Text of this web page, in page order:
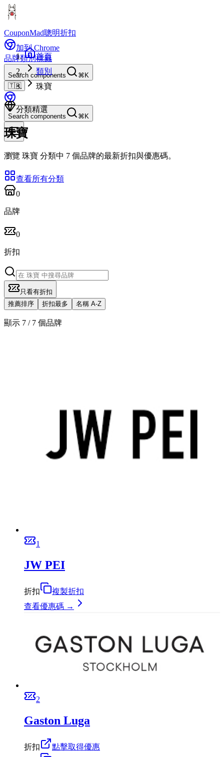
CouponMad聰明折扣
加到 Chrome
品牌類別標籤
Search components
⌘K
🇹🇼
Search components ⌘K
首頁
類別
珠寶
分類精選
珠寶
瀏覽 珠寶 分類中 7 個品牌的最新折扣與優惠碼。
查看所有分類
0
品牌
0
折扣
只看有折扣
推薦排序
折扣最多 名稱 A-Z
顯示 7 / 7 個品牌
1
JW PEI
折扣
複製折扣
查看優惠碼 →
2
Gaston Luga
折扣
點擊取得優惠